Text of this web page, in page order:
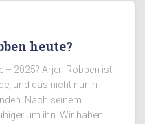
heute?
– 2025? Arjen Robben ist
und das nicht nur in
Nach seinem
um ihn. Wir haben